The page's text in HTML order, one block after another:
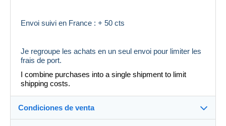
Envoi suivi en France : + 50 cts
Je regroupe les achats en un seul envoi pour limiter les
frais de port.
I combine purchases into a single shipment to limit
shipping costs.
Condiciones de venta